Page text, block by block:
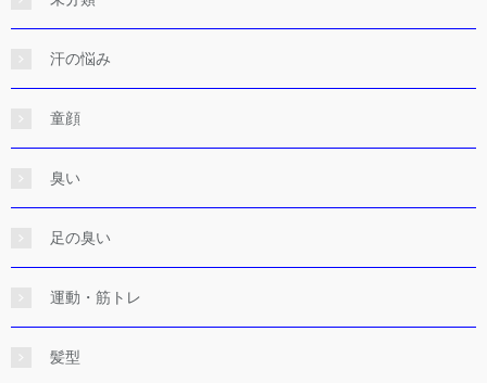
汗の悩み
童顔
臭い
足の臭い
運動・筋トレ
髪型